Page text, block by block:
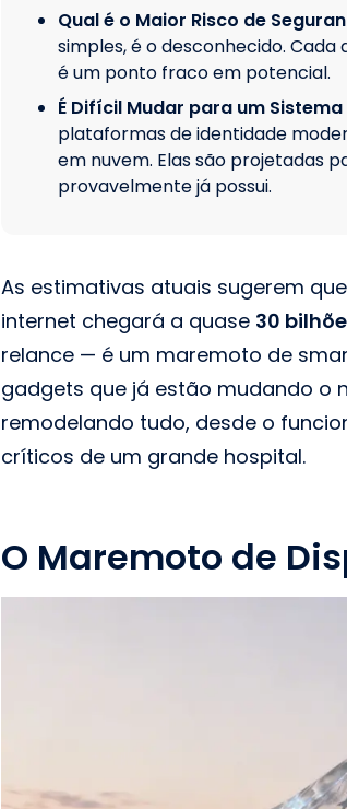
Qual é o Maior Risco de
simples, é o desconhecido.
é um ponto fraco em potencial.
É Difícil Mudar para um
plataformas de identidade
em nuvem. Elas são projetadas
provavelmente já possui.
As estimativas atuais sugerem
internet chegará a quase 30
relance — é um maremoto de
gadgets que já estão mudando o
remodelando tudo, desde o
críticos de um grande hospital.
O Maremoto de